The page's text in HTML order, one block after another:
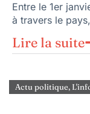
Entre le 1er
à travers le
Lire la suite
Actu politique,